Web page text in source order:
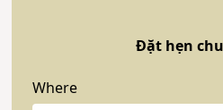
Đặt hẹn
Where